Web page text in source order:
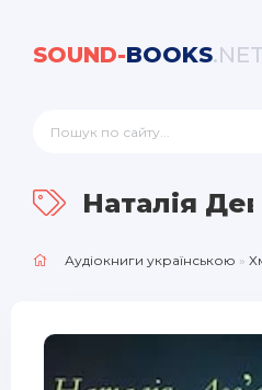
SOUND-BOOKS
Наталія
Аудіокниги українською »